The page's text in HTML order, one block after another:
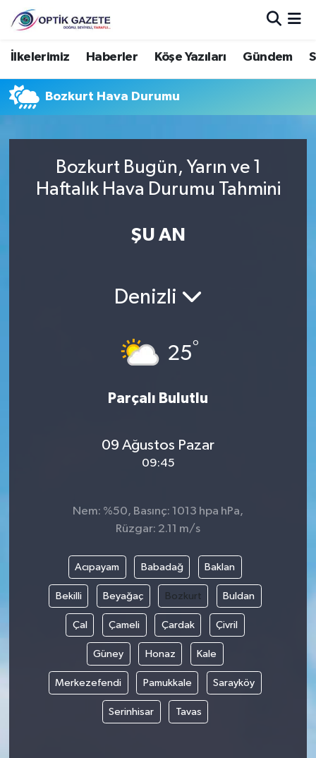
İlkelerimiz Haberler Köşe Yazıları Gündem
Bozkurt Hava Durumu
Bozkurt Bugün, Yarın ve 1
Haftalık Hava Durumu Tahmini
ŞU AN
Denizli
25°
Parçalı Bulutlu
09 Ağustos Pazar
09:45
Nem: %50, Basınç: 1013 hpa hPa,
Rüzgar: 2.11 m/s
Acıpayam Babadağ Baklan
Bekilli Beyağaç Bozkurt Buldan
Çal Çameli Çardak Çivril
Güney Honaz Kale
Merkezefendi Pamukkale Sarayköy
Serinhisar Tavas
Nöbetçi Eczaneler
Hava Durumu
Trafik Durumu
Süper Lig Puan Durumu ve Fikstür